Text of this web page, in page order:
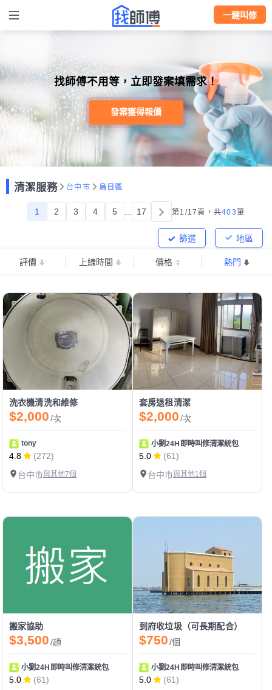
一鍵叫修
找師傅不用等，立即發案填需求！
發案獲得報價
清潔服務 台中市 烏日區
1 2 3 4 5 17 第1/17頁， 共403筆
地區
篩選
評價 上線時間 價格 熱門
洗衣機清洗和維修
$2,000/次
tony
4.8
(272)
台中市與其他7個
套房退租清潔
$2,000/次
小劉24H即時叫修清潔統包
5.0
(61)
台中市與其他1個
搬家協助
$3,500/趟
小劉24H即時叫修清潔統包
5.0
(61)
到府收垃圾（可長期配合）
$750/個
小劉24H即時叫修清潔統包
5.0
(61)